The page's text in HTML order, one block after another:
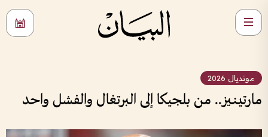
مونديال 2026
مارتينيز.. من بلجيكا إلى البرتغال والفشل واحد